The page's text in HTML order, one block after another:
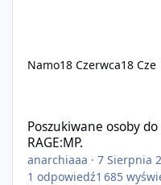
Namo18 Czerwca18 Cze
Poszukiwane osoby
RAGE:MP.
anarchiaaa ·7 Sierpnia
1 odpowiedź1 685